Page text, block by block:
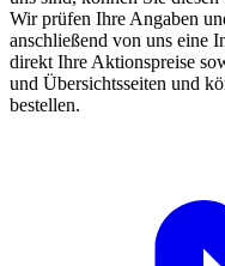
Wir prüfen Ihre Angaben
anschließend von uns eine
direkt Ihre Aktionspreise
und Übersichtsseiten und
bestellen.